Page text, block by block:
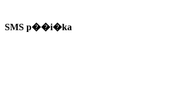
SMS p��i�ka